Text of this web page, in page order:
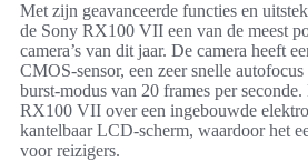
Met zijn geavanceerde functies en
de Sony RX100 VII een van de meest
camera’s van dit jaar. De camera heeft
CMOS-sensor, een zeer snelle
burst-modus van 20 frames per
RX100 VII over een ingebouwde
kantelbaar LCD-scherm, waardoor het
voor reizigers.